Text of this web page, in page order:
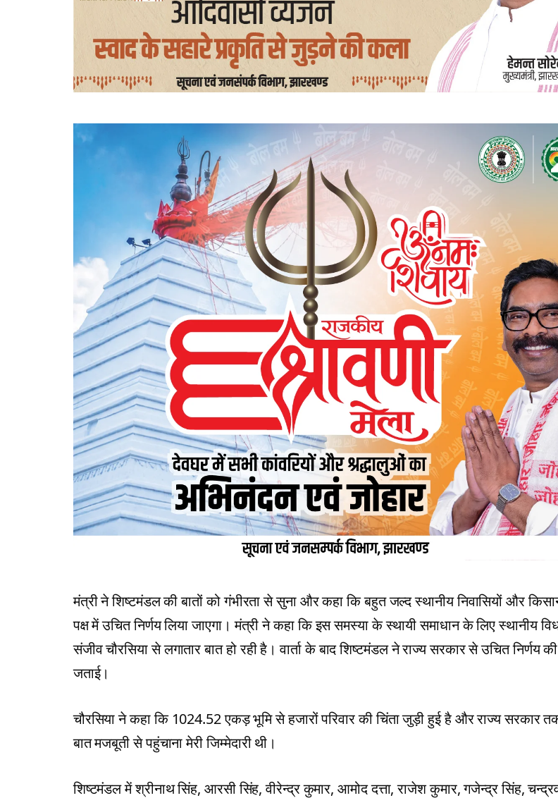
मंत्री ने शिष्टमंडल की बातों को गंभीरता से सुना और कहा कि बहुत जल्द स्थानीय निवासियों और
पक्ष में उचित निर्णय लिया जाएगा। मंत्री ने कहा कि इस समस्या के स्थायी समाधान के लिए स्थानीय
संजीव चौरसिया से लगातार बात हो रही है। वार्ता के बाद शिष्टमंडल ने राज्य सरकार से उचित निर्णय
जताई।
चौरसिया ने कहा कि 1024.52 एकड़ भूमि से हजारों परिवार की चिंता जुड़ी हुई है और राज्य सरकार
बात मजबूती से पहुंचाना मेरी जिम्मेदारी थी।
शिष्टमंडल में श्रीनाथ सिंह, आरसी सिंह, वीरेन्द्र कुमार, आमोद दत्ता, राजेश कुमार, गजेन्द्र सिंह,